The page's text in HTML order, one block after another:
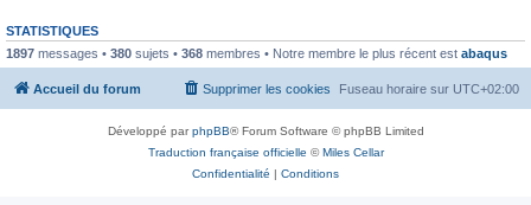
STATISTIQUES
1897 messages • 380 sujets • 368 membres • Notre membre le plus récent est abaqus
Accueil du forum Fuseau horaire sur UTC+02:00
Supprimer les cookies
Développé parphpBB® Forum Software © phpBB Limited
Traduction française officielle ©Miles Cellar
Confidentialité | Conditions